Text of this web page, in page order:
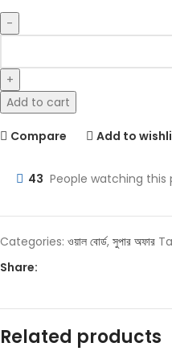
Add to cart
Compare Add to
43 People watching this
Categories: ওয়াল বোর্ড, সুপার অফার
Share:
Related products